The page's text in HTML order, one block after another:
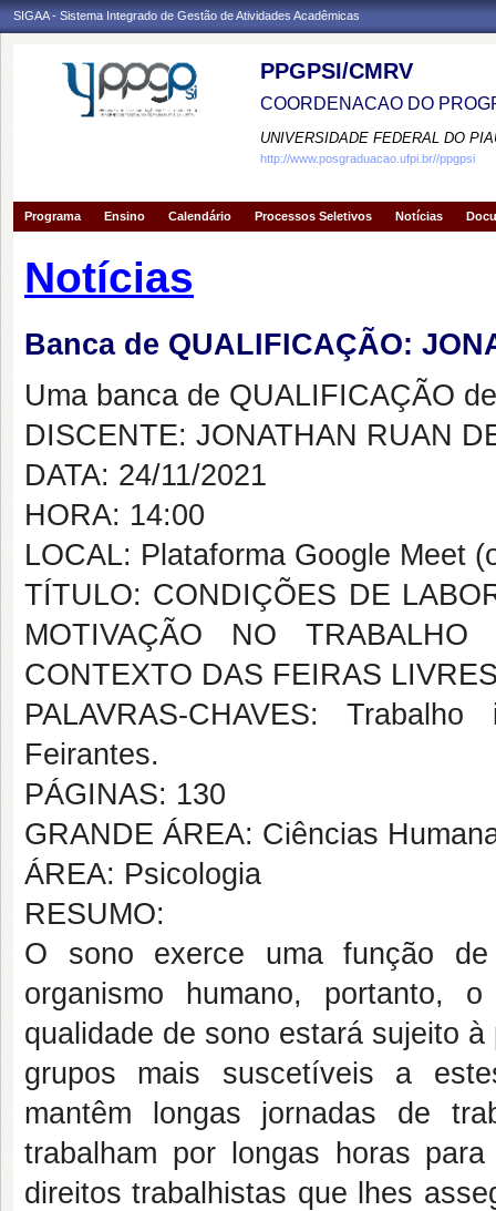
SIGAA - Sistema Integrado de Gestão de Atividades Acadêmicas
PPGPSI/CMRV
COORDENACAO DO
UNIVERSIDADE FEDERAL DO
http://www.posgraduacao.ufpi.br//ppgpsi
Programa Ensino Calendário Processos Seletivos Notícias
Notícias
Banca de QUALIFICAÇÃO:
Uma banca de QUALIFICAÇÃO
DISCENTE: JONATHAN RUAN
DATA: 24/11/2021
HORA: 14:00
LOCAL: Plataforma Google Meet
TÍTULO: CONDIÇÕES DE
MOTIVAÇÃO NO
CONTEXTO DAS FEIRAS
PALAVRAS-CHAVES:
Feirantes.
PÁGINAS: 130
GRANDE ÁREA: Ciências
ÁREA: Psicologia
RESUMO:
O sono exerce uma função
organismo humano, portanto,
qualidade de sono estará sujeito
grupos mais suscetíveis a
mantêm longas jornadas de
trabalham por longas horas
direitos trabalhistas que lhes